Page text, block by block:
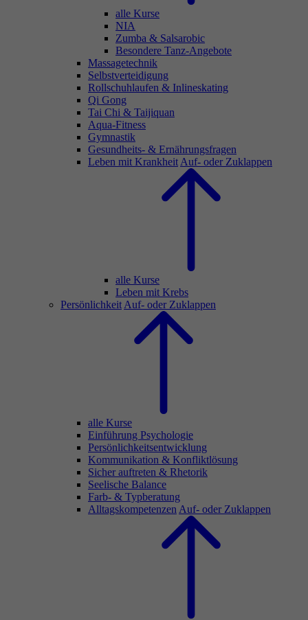
alle Kurse
NIA
Zumba & Salsarobic
Besondere Tanz-Angebote
Massagetechnik
Selbstverteidigung
Rollschuhlaufen & Inlineskating
Qi Gong
Tai Chi & Taijiquan
Aqua-Fitness
Gymnastik
Gesundheits- & Ernährungsfragen
Leben mit Krankheit Auf- oder Zuklappen
alle Kurse
Leben mit Krebs
Persönlichkeit Auf- oder Zuklappen
alle Kurse
Einführung Psychologie
Persönlichkeitsentwicklung
Kommunikation & Konfliktlösung
Sicher auftreten & Rhetorik
Seelische Balance
Farb- & Typberatung
Alltagskompetenzen Auf- oder Zuklappen